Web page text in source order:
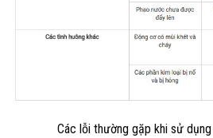
Các lỗi thường gặp khi sử